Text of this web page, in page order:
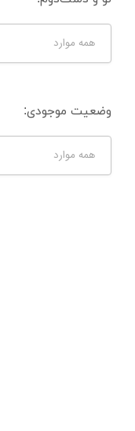
همه موارد
وضعیت موجودی:
همه موارد